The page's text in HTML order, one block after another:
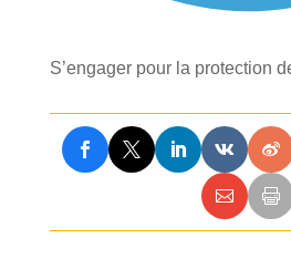
S’engager pour la protection